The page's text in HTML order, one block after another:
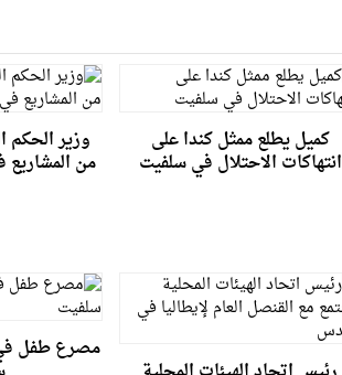
كميل يطلع ممثل كندا على
انتهاكات الاحتلال في سلفيت
وزير الحكم
من
مصرع طفل